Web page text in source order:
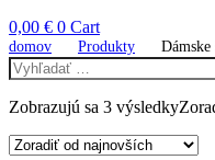
0,00 € 0 Cart
domov Produkty Dámske
Zobrazujú sa 3 výsledky